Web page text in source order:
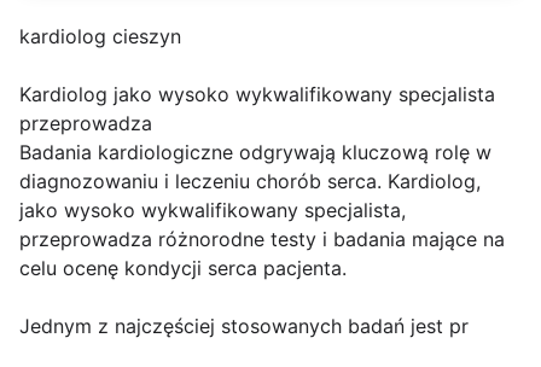
kardiolog cieszyn
Kardiolog jako wysoko wykwalifikowany specjalista
przeprowadza
Badania kardiologiczne odgrywają kluczową rolę w
diagnozowaniu i leczeniu chorób serca. Kardiolog,
jako wysoko wykwalifikowany specjalista,
przeprowadza różnorodne testy i badania mające na
celu ocenę kondycji serca pacjenta.
Jednym z najczęściej stosowanych badań jest pr